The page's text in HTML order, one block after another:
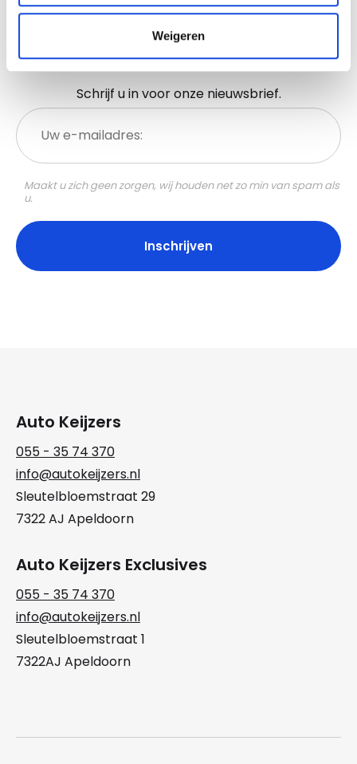
Weigeren
Niks missen?
Schrijf u in voor onze nieuwsbrief.
Uw
e-
mailadres:
Maakt u zich geen zorgen, wij houden net zo min van spam als
u.
Auto Keijzers
055 - 35 74 370
info@autokeijzers.nl
Sleutelbloemstraat 29
7322 AJ Apeldoorn
Auto Keijzers Exclusives
055 - 35 74 370
info@autokeijzers.nl
Sleutelbloemstraat 1
7322AJ Apeldoorn